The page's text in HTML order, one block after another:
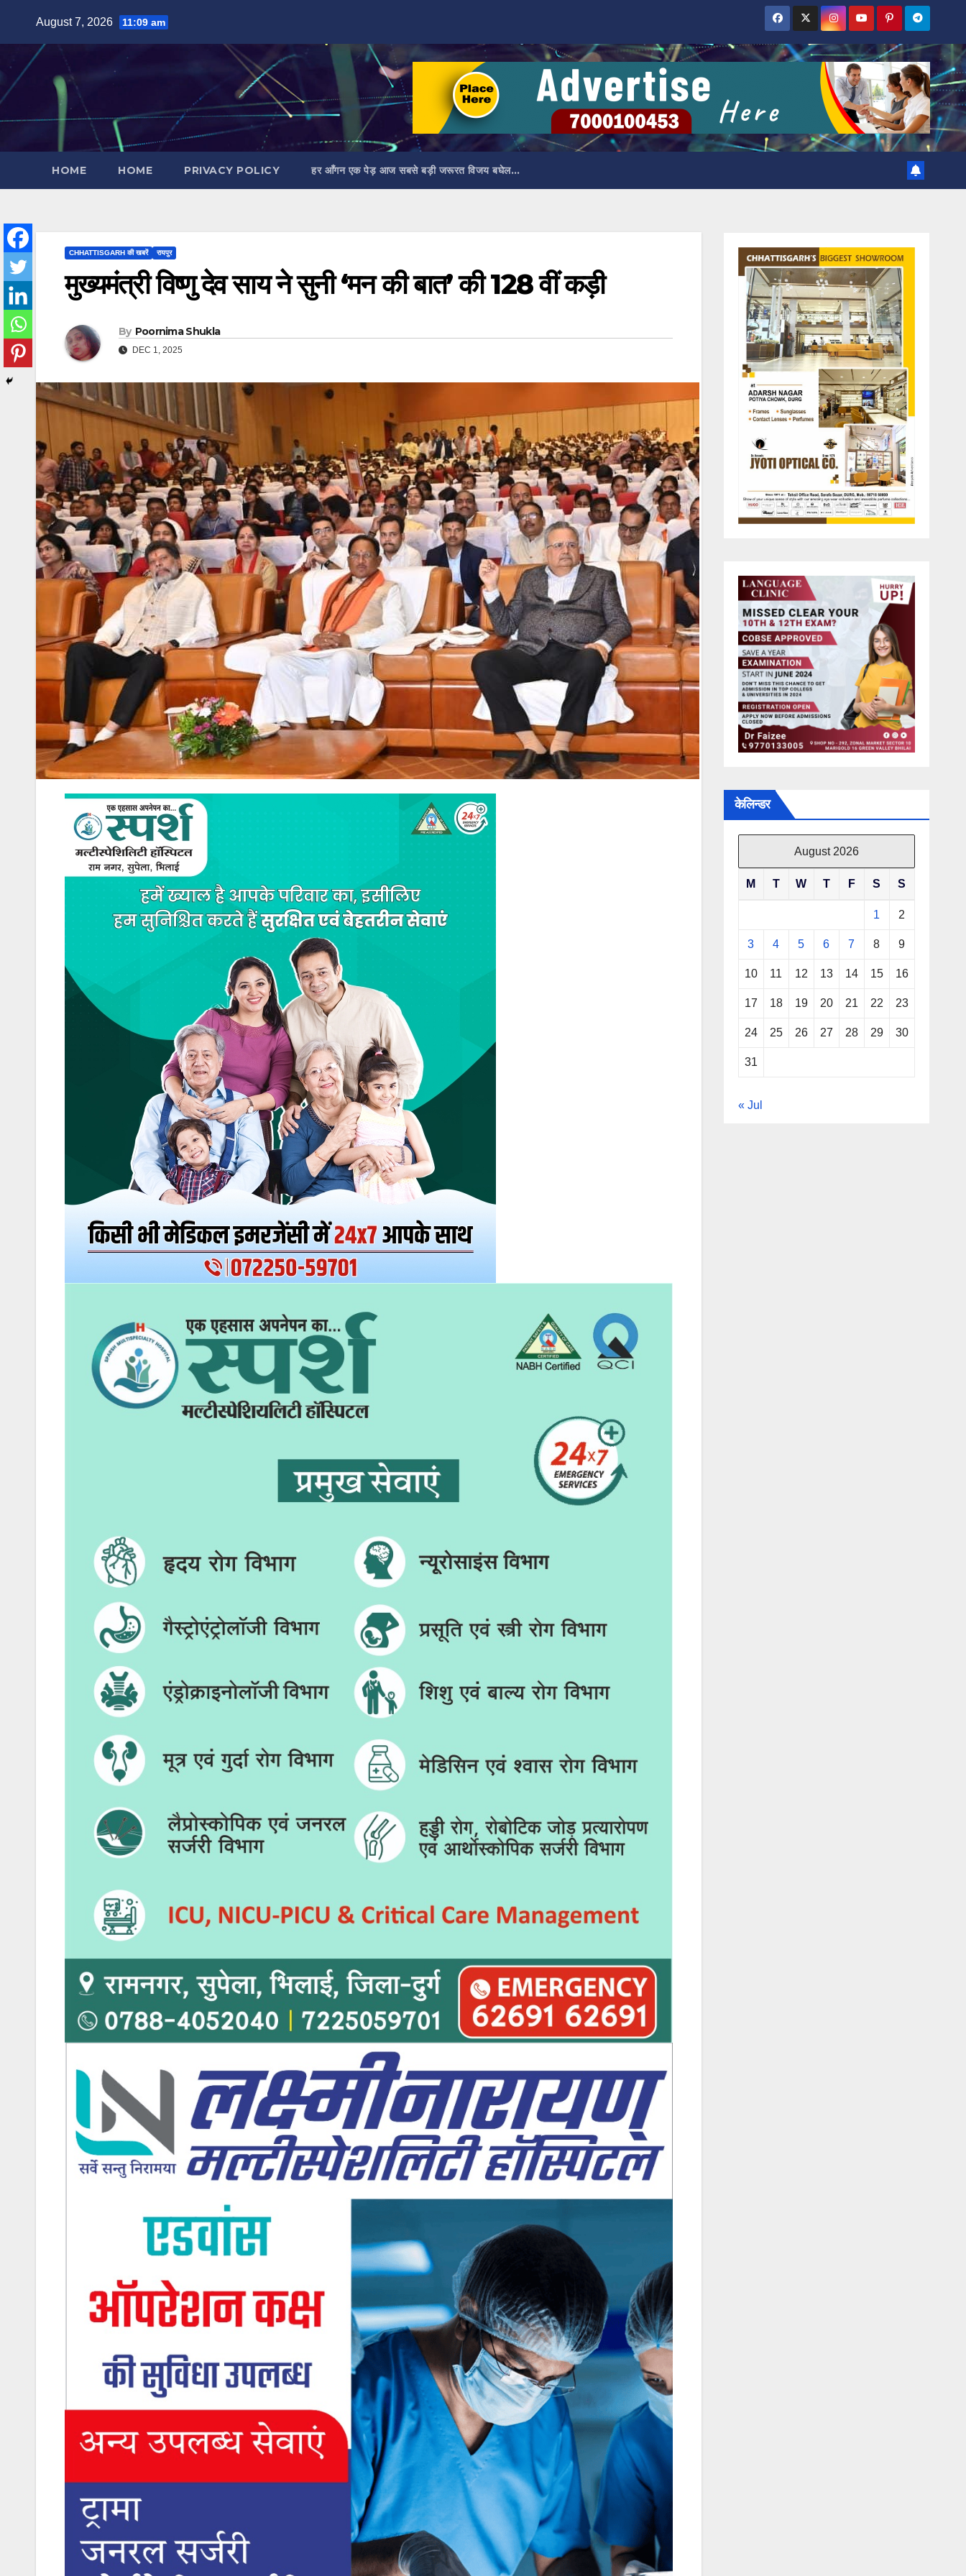
content
August 7, 2026 11:09 am
HOME HOME PRIVACY POLICY हर आँगन एक पेड़ आज सबसे बड़ी जरूरत विजय बघेल…
CHHATTISGARH की खबरें रायपुर
मुख्यमंत्री विष्णु देव साय ने सुनी ‘मन की बात’ की 128 वीं कड़ी
By Poornima Shukla
DEC 1, 2025
केलिन्डर
August 2026
M T W T F S S
1 2
3 4 5 6 7 8 9
10 11 12 13 14 15 16
17 18 19 20 21 22 23
24 25 26 27 28 29 30
31
« Jul